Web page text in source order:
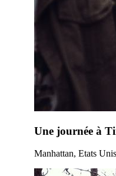
Une journée à
Manhattan, Etats Unis